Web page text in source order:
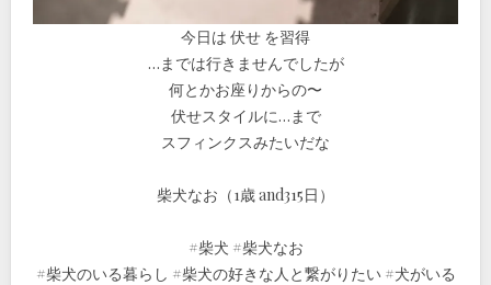
今日は 伏せ を習得
…までは行きませんでしたが
何とかお座りからの〜
伏せスタイルに…まで
スフィンクスみたいだな
柴犬なお（1歳 and315日）
#柴犬 #柴犬なお
#柴犬のいる暮らし #柴犬の好きな人と繋がりたい #犬がいる